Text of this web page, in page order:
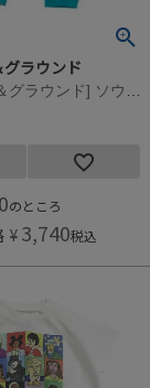
ラウンド
のところ
¥ 3,740税込